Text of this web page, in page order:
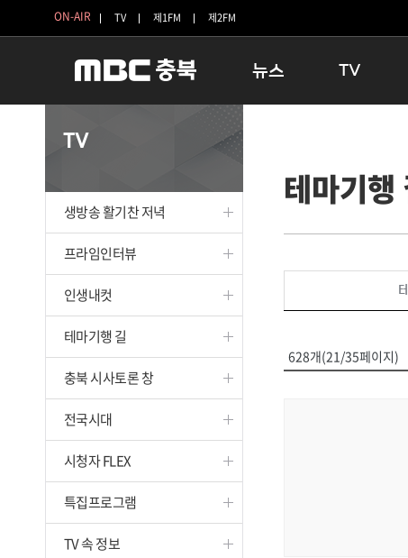
ON-AIR TV 제1FM 제2FM
뉴스
보은
옥천
TV
인생내컷
테마기행 길
시청자 FLEX
TV
생방송 활기찬 저녁
프라임인터뷰
인생내컷
테마기행 길
충북 시사토론 창
전국시대
시청자 FLEX
특집프로그램
TV 속 정보
테마기행
628개(21/35페이지)